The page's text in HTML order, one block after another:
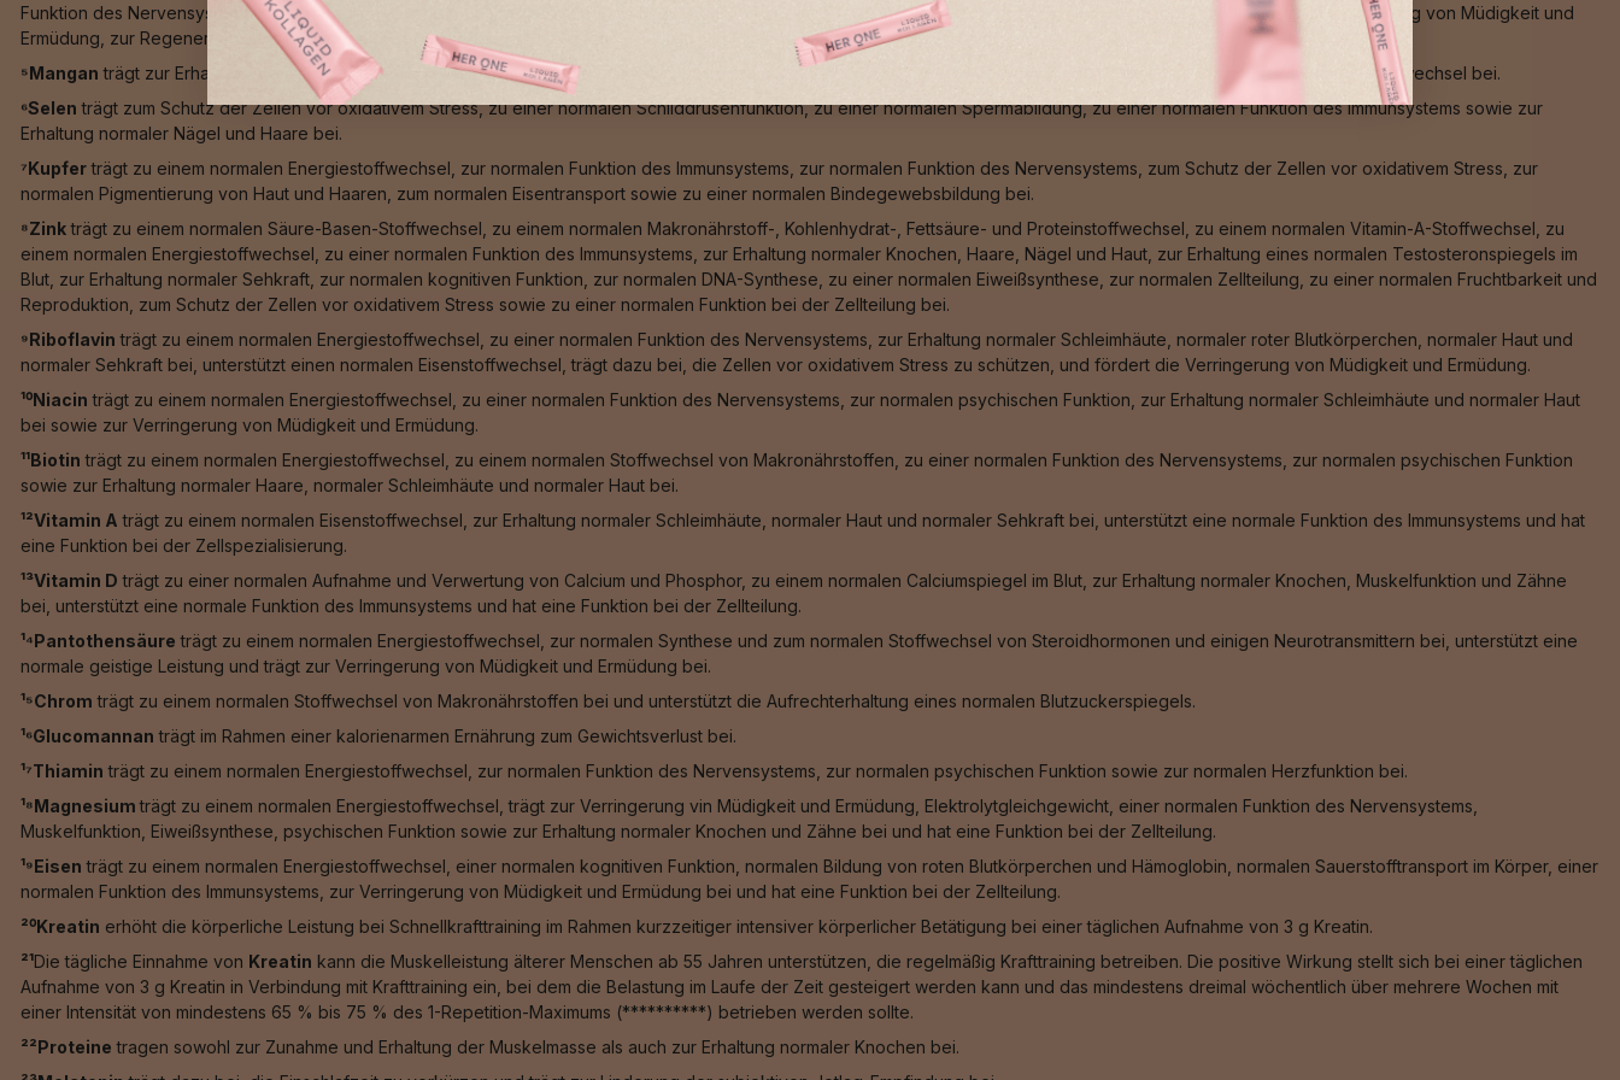
Funktion des Nervensystems, einer normalen psychischen Funktion, einer normalen Funktion des Immunsystems, zum Schutz der Zellen vor oxidativem Stress, zur Verringerung von Müdigkeit und
Ermüdung, zur Regeneration der reduzierten Form von Vitamin E sowie zur Erhöhung der Eisenaufnahme bei.
⁵Mangan trägt zur Erhaltung normaler Knochen, zu einer normalen Bindegewebsbildung, zum Schutz der Zellen vor oxidativem Stress sowie zu einem normalen Energiestoffwechsel bei.
⁶Selen trägt zum Schutz der Zellen vor oxidativem Stress, zu einer normalen Schilddrüsenfunktion, zu einer normalen Spermabildung, zu einer normalen Funktion des Immunsystems sowie zur
Erhaltung normaler Nägel und Haare bei.
⁷Kupferträgt zu einem normalen Energiestoffwechsel, zur normalen Funktion des Immunsystems, zur normalen Funktion des Nervensystems, zum Schutz der Zellen vor oxidativem Stress, zur
normalen Pigmentierung von Haut und Haaren, zum normalen Eisentransport sowie zu einer normalen Bindegewebsbildung bei.
⁸Zinkträgt zu einem normalen Säure-Basen-Stoffwechsel, zu einem normalen Makronährstoff-, Kohlenhydrat-, Fettsäure- und Proteinstoffwechsel, zu einem normalen Vitamin-A-Stoffwechsel, zu
einem normalen Energiestoffwechsel, zu einer normalen Funktion des Immunsystems, zur Erhaltung normaler Knochen, Haare, Nägel und Haut, zur Erhaltung eines normalen Testosteronspiegels im
Blut, zur Erhaltung normaler Sehkraft, zur normalen kognitiven Funktion, zur normalen DNA-Synthese, zu einer normalen Eiweißsynthese, zur normalen Zellteilung, zu einer normalen Fruchtbarkeit und
Reproduktion, zum Schutz der Zellen vor oxidativem Stress sowie zu einer normalen Funktion bei der Zellteilung bei.
⁹Riboflavin trägt zu einem normalen Energiestoffwechsel, zu einer normalen Funktion des Nervensystems, zur Erhaltung normaler Schleimhäute, normaler roter Blutkörperchen, normaler Haut und
normaler Sehkraft bei, unterstützt einen normalen Eisenstoffwechsel, trägt dazu bei, die Zellen vor oxidativem Stress zu schützen, und fördert die Verringerung von Müdigkeit und Ermüdung.
¹⁰Niacin trägt zu einem normalen Energiestoffwechsel, zu einer normalen Funktion des Nervensystems, zur normalen psychischen Funktion, zur Erhaltung normaler Schleimhäute und normaler Haut
bei sowie zur Verringerung von Müdigkeit und Ermüdung.
¹¹Biotin trägt zu einem normalen Energiestoffwechsel, zu einem normalen Stoffwechsel von Makronährstoffen, zu einer normalen Funktion des Nervensystems, zur normalen psychischen Funktion
sowie zur Erhaltung normaler Haare, normaler Schleimhäute und normaler Haut bei.
¹²Vitamin A trägt zu einem normalen Eisenstoffwechsel, zur Erhaltung normaler Schleimhäute, normaler Haut und normaler Sehkraft bei, unterstützt eine normale Funktion des Immunsystems und hat
eine Funktion bei der Zellspezialisierung.
¹³Vitamin D trägt zu einer normalen Aufnahme und Verwertung von Calcium und Phosphor, zu einem normalen Calciumspiegel im Blut, zur Erhaltung normaler Knochen, Muskelfunktion und Zähne
bei, unterstützt eine normale Funktion des Immunsystems und hat eine Funktion bei der Zellteilung.
¹⁴Pantothensäure trägt zu einem normalen Energiestoffwechsel, zur normalen Synthese und zum normalen Stoffwechsel von Steroidhormonen und einigen Neurotransmittern bei, unterstützt eine
normale geistige Leistung und trägt zur Verringerung von Müdigkeit und Ermüdung bei.
¹⁵Chrom trägt zu einem normalen Stoffwechsel von Makronährstoffen bei und unterstützt die Aufrechterhaltung eines normalen Blutzuckerspiegels.
¹⁶Glucomannan trägt im Rahmen einer kalorienarmen Ernährung zum Gewichtsverlust bei.
¹⁷Thiamin trägt zu einem normalen Energiestoffwechsel, zur normalen Funktion des Nervensystems, zur normalen psychischen Funktion sowie zur normalen Herzfunktion bei.
¹⁸Magnesiumträgt zu einem normalen Energiestoffwechsel, trägt zur Verringerung vin Müdigkeit und Ermüdung, Elektrolytgleichgewicht, einer normalen Funktion des Nervensystems,
Muskelfunktion, Eiweißsynthese, psychischen Funktion sowie zur Erhaltung normaler Knochen und Zähne bei und hat eine Funktion bei der Zellteilung.
¹⁹Eisen trägt zu einem normalen Energiestoffwechsel, einer normalen kognitiven Funktion, normalen Bildung von roten Blutkörperchen und Hämoglobin, normalen Sauerstofftransport im Körper, einer
normalen Funktion des Immunsystems, zur Verringerung von Müdigkeit und Ermüdung bei und hat eine Funktion bei der Zellteilung.
²⁰Kreatin erhöht die körperliche Leistung bei Schnellkrafttraining im Rahmen kurzzeitiger intensiver körperlicher Betätigung bei einer täglichen Aufnahme von 3 g Kreatin.
²¹Die tägliche Einnahme von Kreatin kann die Muskelleistung älterer Menschen ab 55 Jahren unterstützen, die regelmäßig Krafttraining betreiben. Die positive Wirkung stellt sich bei einer täglichen
Aufnahme von 3 g Kreatin in Verbindung mit Krafttraining ein, bei dem die Belastung im Laufe der Zeit gesteigert werden kann und das mindestens dreimal wöchentlich über mehrere Wochen mit
einer Intensität von mindestens 65 % bis 75 % des 1-Repetition-Maximums (**********) betrieben werden sollte.
²²Proteine tragen sowohl zur Zunahme und Erhaltung der Muskelmasse als auch zur Erhaltung normaler Knochen bei.